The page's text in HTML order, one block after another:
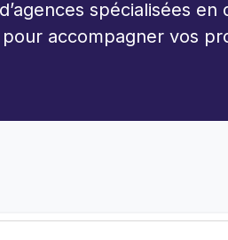
spécialisées
accompagner vos